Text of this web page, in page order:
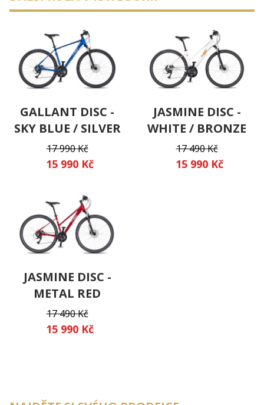
GALLANT DISC -
SKY BLUE / SILVER
17 990 Kč
15 990 Kč
JASMINE DISC -
WHITE / BRONZE
17 490 Kč
15 990 Kč
JASMINE DISC -
METAL RED
17 490 Kč
15 990 Kč